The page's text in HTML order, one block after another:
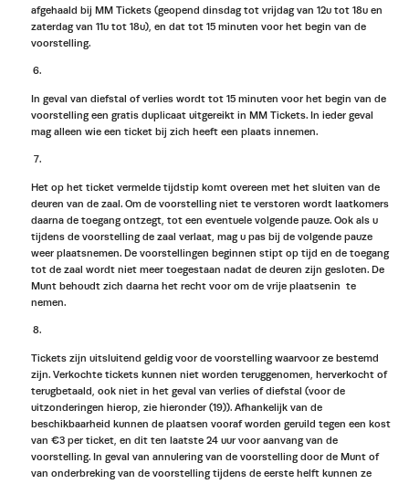
afgehaald bij MM Tickets (geopend dinsdag tot vrijdag van 12u tot 18u en
zaterdag van 11u tot 18u), en dat tot 15 minuten voor het begin van de
voorstelling.
In geval van diefstal of verlies wordt tot 15 minuten voor het begin van de
voorstelling een gratis duplicaat uitgereikt in MM Tickets. In ieder geval
mag alleen wie een ticket bij zich heeft een plaats innemen.
Het op het ticket vermelde tijdstip komt overeen met het sluiten van de
deuren van de zaal. Om de voorstelling niet te verstoren wordt laatkomers
daarna de toegang ontzegt, tot een eventuele volgende pauze. Ook als u
tijdens de voorstelling de zaal verlaat, mag u pas bij de volgende pauze
weer plaatsnemen. De voorstellingen beginnen stipt op tijd en de toegang
tot de zaal wordt niet meer toegestaan nadat de deuren zijn gesloten. De
Munt behoudt zich daarna het recht voor om de vrije plaatsenin te
nemen.
Tickets zijn uitsluitend geldig voor de voorstelling waarvoor ze bestemd
zijn. Verkochte tickets kunnen niet worden teruggenomen, herverkocht of
terugbetaald, ook niet in het geval van verlies of diefstal (voor de
uitzonderingen hierop, zie hieronder (19)). Afhankelijk van de
beschikbaarheid kunnen de plaatsen vooraf worden geruild tegen een kost
van €3 per ticket, en dit ten laatste 24 uur voor aanvang van de
voorstelling. In geval van annulering van de voorstelling door de Munt of
van onderbreking van de voorstelling tijdens de eerste helft kunnen ze